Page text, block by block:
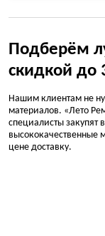
Подберём
скидкой до
Нашим клиентам не
материалов. «Лето
специалисты
высококачественные
цене доставку.